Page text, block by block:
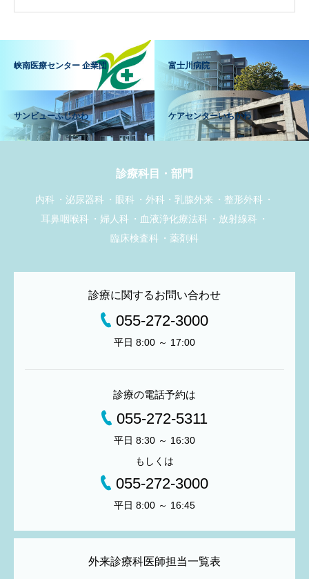
峡南医療センター 企業団 富士川病院
サンビューふじかわ ケアセンターいちかわ
診療科目・部門
内科 泌尿器科 眼科 外科・乳腺外来
整形外科
耳鼻咽喉科
婦人科 血液浄化療法科
放射線科
臨床検査科
薬剤科
診療に関するお問い合わせ
055-272-3000
平日 8:00 ～ 17:00
診療の電話予約は
055-272-5311
平日 8:30 ～ 16:30
もしくは
055-272-3000
平日 8:00 ～ 16:45
外来診療科医師担当一覧表